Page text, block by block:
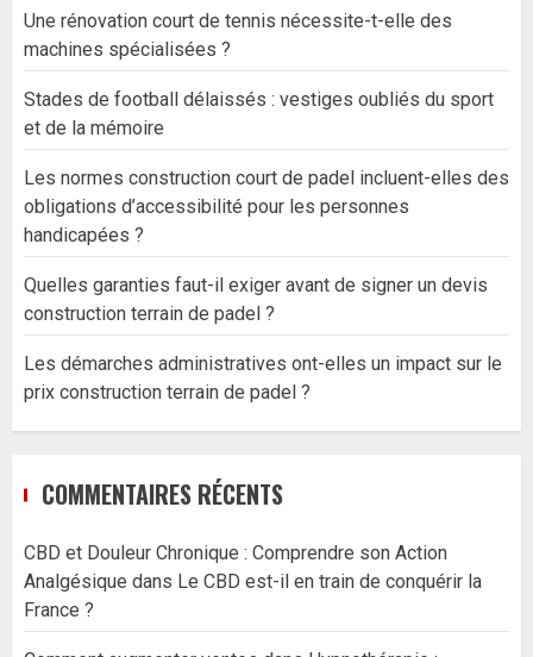
Une rénovation court de tennis nécessite-t-elle des
machines spécialisées ?
Stades de football délaissés : vestiges oubliés du sport
et de la mémoire
Les normes construction court de padel incluent-elles des
obligations d’accessibilité pour les personnes
handicapées ?
Quelles garanties faut-il exiger avant de signer un devis
construction terrain de padel ?
Les démarches administratives ont-elles un impact sur le
prix construction terrain de padel ?
COMMENTAIRES RÉCENTS
CBD et Douleur Chronique : Comprendre son Action
Analgésique dans Le CBD est-il en train de conquérir la
France ?